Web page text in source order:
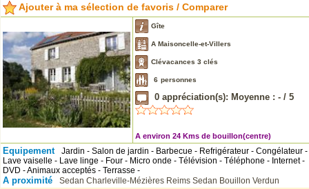
Ajouter à ma sélection de favoris / Comparer
Gîte
A Maisoncelle-et-Villers
Clévacances 3 clés
6 personnes
0 appréciation(s): Moyenne : - / 5
A environ 24 Kms de bouillon(centre)
Equipement
Jardin - Salon de jardin - Barbecue - Refrigérateur - Congélateur -
Lave vaiselle - Lave linge - Four - Micro onde - Télévision - Téléphone - Internet -
DVD - Animaux acceptés - Terrasse -
A proximité Sedan Charleville-Mézières Reims Sedan Bouillon Verdun